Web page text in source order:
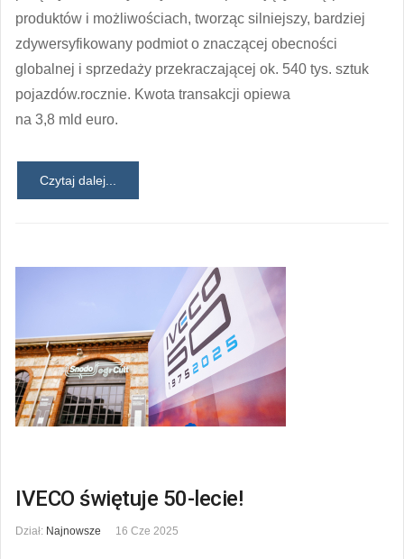
produktów i możliwościach, tworząc silniejszy, bardziej
zdywersyfikowany podmiot o znaczącej obecności
globalnej i sprzedaży przekraczającej ok. 540 tys. sztuk
pojazdów.rocznie. Kwota transakcji opiewa
na 3,8 mld euro.
Czytaj dalej...
IVECO świętuje 50-lecie!
Dział: Najnowsze 16 Cze 2025